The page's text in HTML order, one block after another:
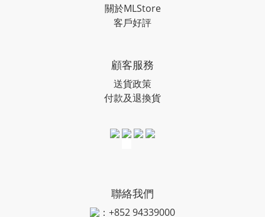
關於MLStore
客戶好評
顧客服務
送貨政策
付款及退換貨
聯絡我們
：+852 94339000